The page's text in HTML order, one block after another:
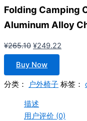
Folding Camping
Aluminum Alloy
¥265.10 原
价
为：
¥265.10。
¥249.22
格
Buy Now
分类： 户外椅子 标签：
描述
用户评价 (0)